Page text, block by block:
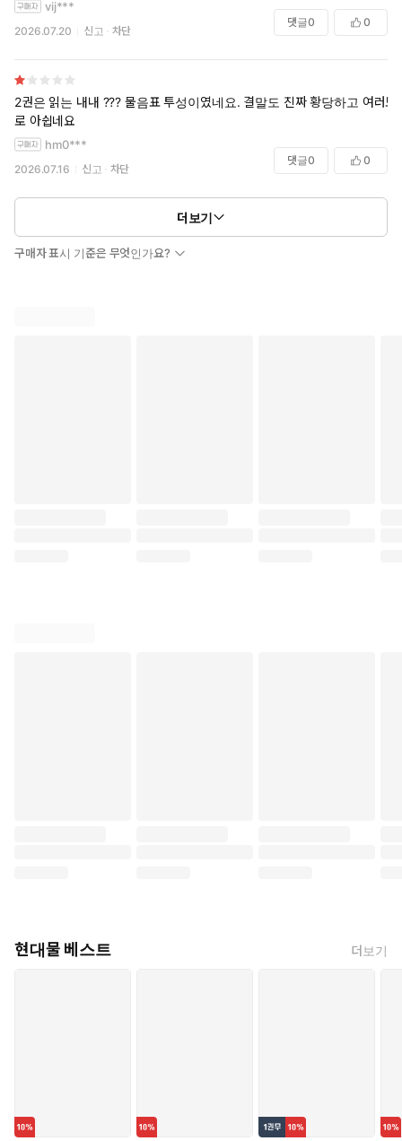
vij***
2026.07.20 신고 차단
댓글0 0
2권은 읽는 내내 ??? 물음표 투성이였네요. 결말도 진짜 황당하고 여러모
로 아쉽네요
hm0***
2026.07.16 신고 차단
댓글0 0
더보기
구매자 표시 기준은 무엇인가요?
현대물 베스트 더보기